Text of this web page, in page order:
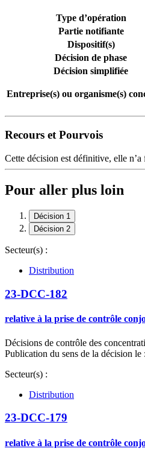
Type d’opération
Partie notifiante
Dispositif(s)
Décision de phase
Décision simplifiée
Entreprise(s) ou organisme(s)
Recours et Pourvois
Cette décision est définitive, elle n’a
Pour aller plus loin
Décision 1
Décision 2
Secteur(s) :
Distribution
23-DCC-182
relative à la prise de contrôle
Décisions de contrôle des
Publication du sens de la décision le
Secteur(s) :
Distribution
23-DCC-179
relative à la prise de contrôle